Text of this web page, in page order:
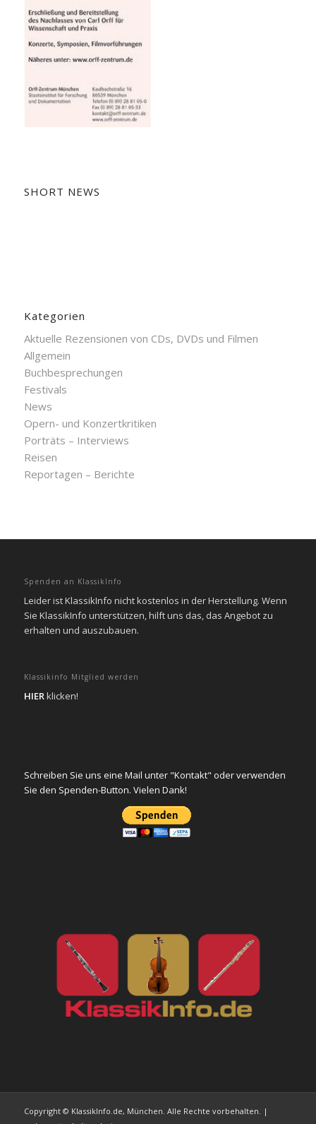
SHORT NEWS
Kategorien
Aktuelle Rezensionen von CDs, DVDs und Filmen
Allgemein
Buchbesprechungen
Festivals
News
Opern- und Konzertkritiken
Porträts – Interviews
Reisen
Reportagen – Berichte
Spenden an KlassikInfo
Leider ist KlassikInfo nicht kostenlos in der Herstellung. Wenn
Sie KlassikInfo unterstützen, hilft uns das, das Angebot zu
erhalten und auszubauen.
Klassikinfo Mitglied werden
HIERklicken!
Schreiben Sie uns eine Mail unter "Kontakt" oder verwenden
Sie den Spenden-Button. Vielen Dank!
Copyright © KlassikInfo.de, München. Alle Rechte vorbehalten. |